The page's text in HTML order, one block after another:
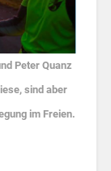
Peter Quanz
sind aber
im Freien.